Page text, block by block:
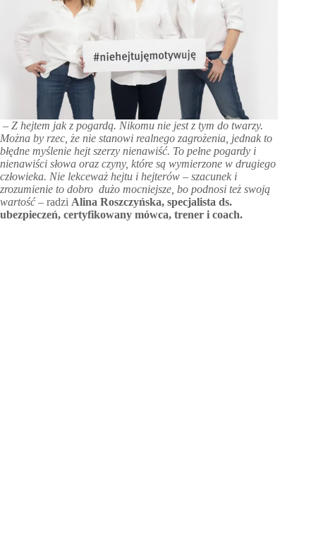
– Z hejtem jak z pogardą. Nikomu nie jest z tym do twarzy.
Można by rzec, że nie stanowi realnego zagrożenia, jednak to
błędne myślenie hejt szerzy nienawiść. To pełne pogardy i
nienawiści słowa oraz czyny, które są wymierzone w drugiego
człowieka. Nie lekceważ hejtu i hejterów – szacunek i
zrozumienie to dobro dużo mocniejsze, bo podnosi też swoją
wartość – radzi Alina Roszczyńska, specjalista ds.
ubezpieczeń, certyfikowany mówca, trener i coach.